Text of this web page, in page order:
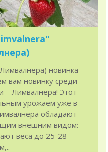
новинка
вам новинку среди
– Лимвалнера! Этот
урожаем уже в
обладают
внешним видом:
веса до 25-28